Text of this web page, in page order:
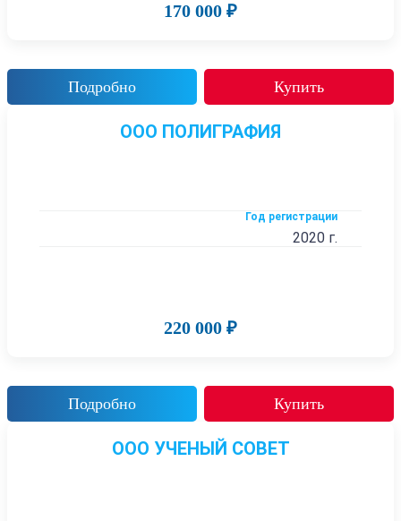
170 000 ₽
Подробно Купить
ООО ПОЛИГРАФИЯ
Год регистрации
2020 г.
220 000 ₽
Подробно Купить
ООО УЧЕНЫЙ СОВЕТ